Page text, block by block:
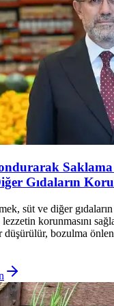
Gıdaların
süt ve diğer
korunmasını
bozulma